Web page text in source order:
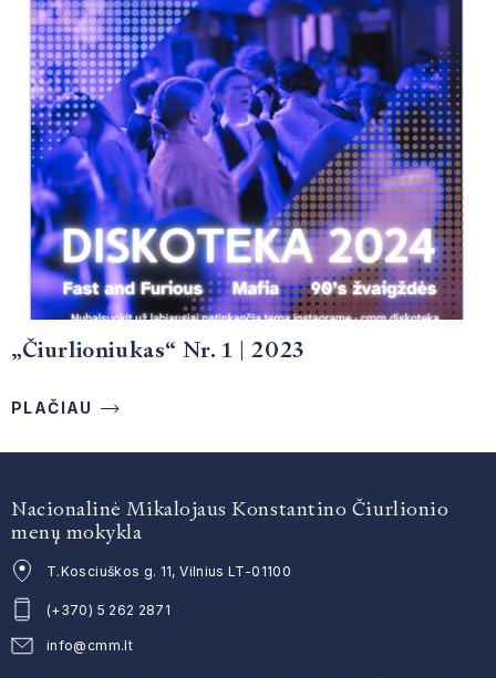
Čiurlioniukas
„Čiurlioniukas“ Nr. 1 | 2024
„Čiurlioniukas“ Nr. 1 | 2023
„Čiurlioniukas“ Nr. 1 | 2023
PLAČIAU
Nacionalinė Mikalojaus Konstantino Čiurlionio
menų mokykla
T.Kosciuškos g. 11, Vilnius LT-01100
(+370) 5 262 2871
info@cmm.lt